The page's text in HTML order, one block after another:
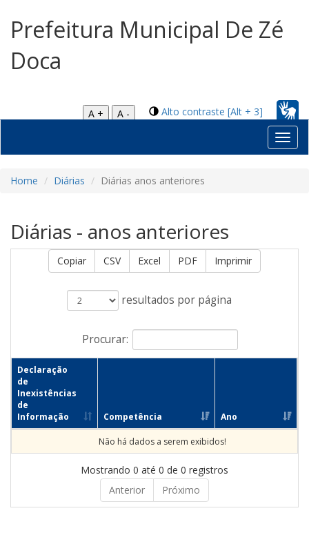
Prefeitura Municipal De Zé
Doca
Alto contraste [Alt + 3]
A +
A -
Home Diárias Diárias anos anteriores
Diárias - anos anteriores
Copiar CSV Excel PDF Imprimir
resultados por página
Procurar:
Declaração
de
Inexistências
de
Informação
Competência Ano
Não há dados a serem exibidos!
Mostrando 0 até 0 de 0 registros
Anterior
Próximo